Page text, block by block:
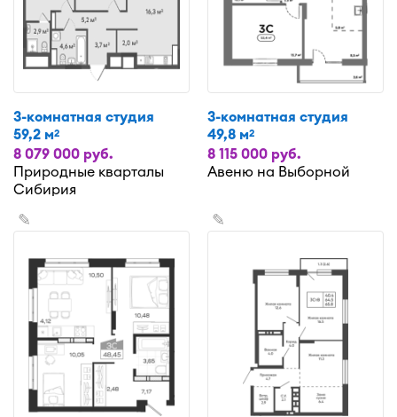
3-комнатная студия
59,2 м2
8 079 000 руб.
Природные кварталы
Сибирия
3-комнатная студия
49,8 м2
8 115 000 руб.
Авеню на Выборной
✎ ✎